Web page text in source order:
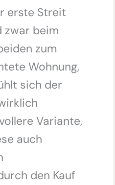
erste Streit
zwar beim
zum
Wohnung,
sich der
Variante,
auch
den Kauf